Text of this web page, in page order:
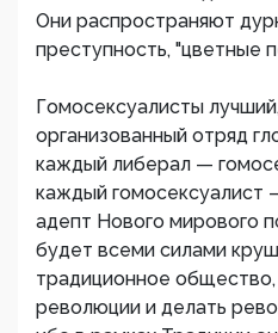
Они распространяют
преступность, "цветные
Гомосексуалисты
организованный отряд
каждый либерал —
каждый гомосексуалист
адепт Нового мирового
будет всеми силами
традиционное общество,
революции и делать